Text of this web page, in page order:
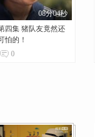
08分04秒
四集 猪队友竟然还
怕的！
0